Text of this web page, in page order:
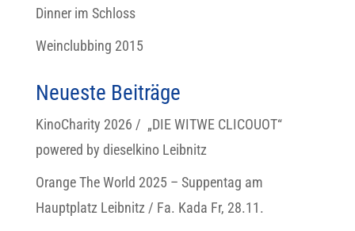
Dinner im Schloss
Weinclubbing 2015
Neueste Beiträge
KinoCharity 2026 / „DIE WITWE CLICOUOT“
powered by dieselkino Leibnitz
Orange The World 2025 – Suppentag am
Hauptplatz Leibnitz / Fa. Kada Fr, 28.11.